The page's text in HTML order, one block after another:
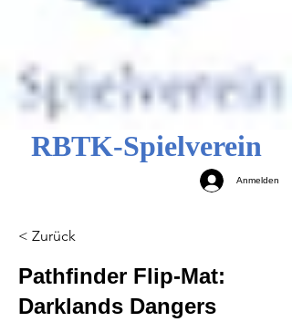
RBTK-Spielverein
Anmelden
< Zurück
Pathfinder Flip-Mat:
Darklands Dangers